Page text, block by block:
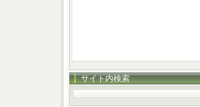
サイト内検索